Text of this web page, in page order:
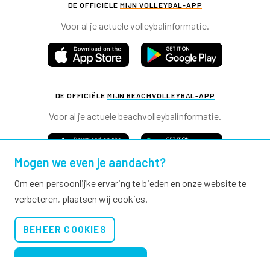
DE OFFICIËLE MIJN VOLLEYBAL-APP
Voor al je actuele volleybalinformatie.
DE OFFICIËLE MIJN BEACHVOLLEYBAL-APP
Voor al je actuele beachvolleybalinformatie.
Mogen we even je aandacht?
Om een persoonlijke ervaring te bieden en onze website te
verbeteren, plaatsen wij cookies.
BEHEER COOKIES